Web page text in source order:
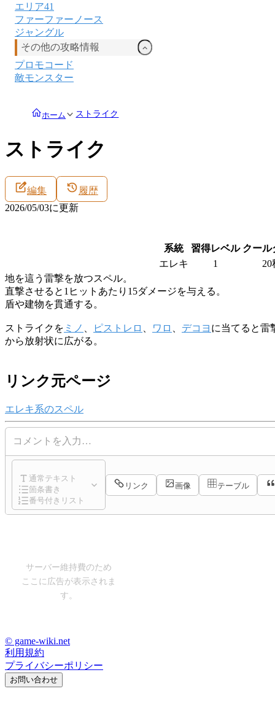
エリア41
ファーファーノース
ジャングル
その他の攻略情報
プロモコード
敵モンスター
ホーム ストライク
ストライク
編集
履歴
2026/05/03に更新
系統 習得レベル クール
エレキ
1
20
地を這う雷撃を放つスペル。
直撃させると1ヒットあたり15ダメージを与える。
盾や建物を貫通する。
ストライクを ミノ ピストレロ ワロ デコヨ に当てると雷
から放射状に広がる。
リンク元ページ
エレキ系のスペル
コメントを入力…
通常テキスト
箇条書き
番号付きリスト
リンク 画像 テーブル
サーバー維持費のため
ここに広告が表示されま
す。
© game-wiki.net
利用規約
プライバシーポリシー
お問い合わせ